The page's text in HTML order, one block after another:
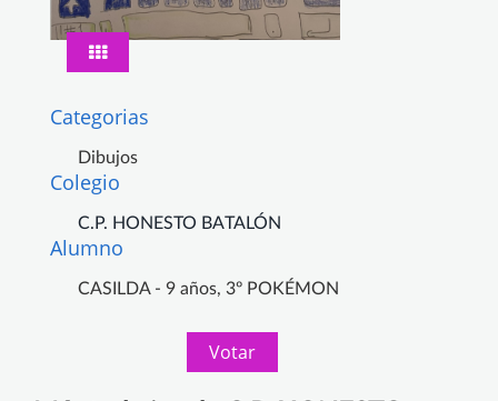
Categorias
Dibujos
Colegio
C.P. HONESTO BATALÓN
Alumno
CASILDA - 9 años, 3º POKÉMON
Votar